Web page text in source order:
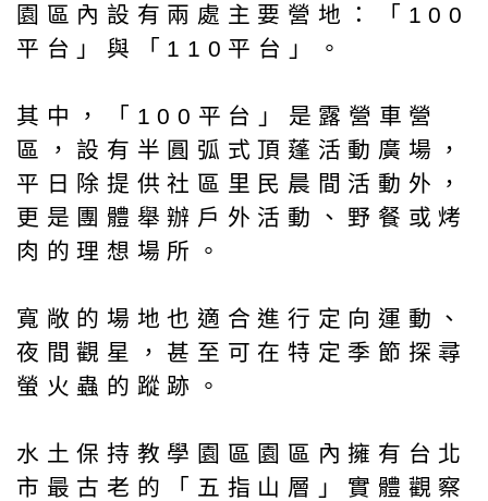
園區內設有兩處主要營地：「100
平台」與「110平台」。
其中，「100平台」是露營車營
區，設有半圓弧式頂蓬活動廣場，
平日除提供社區里民晨間活動外，
更是團體舉辦戶外活動、野餐或烤
肉的理想場所。
寬敞的場地也適合進行定向運動、
夜間觀星，甚至可在特定季節探尋
螢火蟲的蹤跡。
水土保持教學園區園區內擁有台北
市最古老的「五指山層」實體觀察